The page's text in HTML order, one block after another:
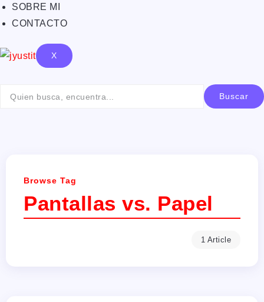
SOBRE MI
CONTACTO
X
Buscar
Browse Tag
Pantallas vs. Papel
1 Article